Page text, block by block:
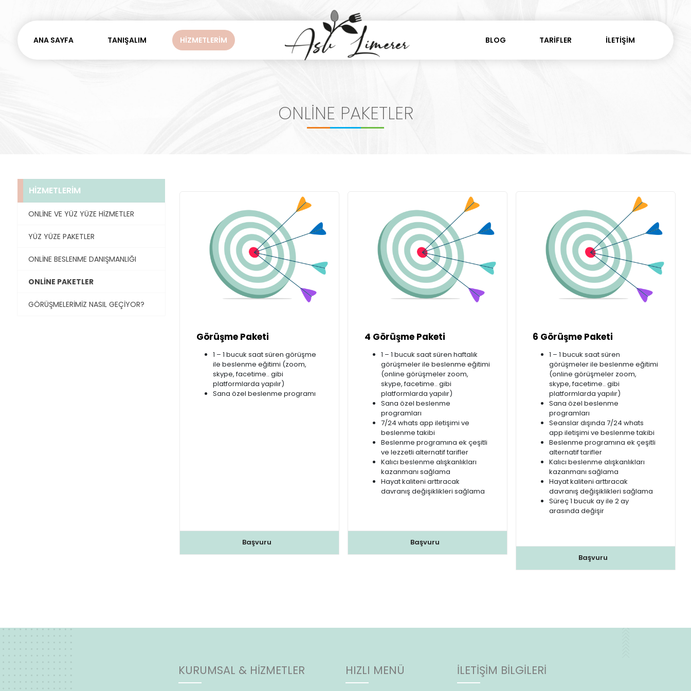
ANA SAYFA TANIŞALIM HİZMETLERİM BLOG TARİFLER İLETİŞİM
ONLİNE PAKETLER
HİZMETLERİM
ONLİNE VE YÜZ YÜZE HİZMETLER
YÜZ YÜZE PAKETLER
ONLİNE BESLENME DANIŞMANLIĞI
ONLİNE PAKETLER
GÖRÜŞMELERİMİZ NASIL GEÇİYOR?
Görüşme Paketi
1 – 1 bucuk saat süren görüşme
ile beslenme eğitimi (zoom,
skype, facetime.. gibi
platformlarda yapılır)
Sana özel beslenme programı
Başvuru
4 Görüşme Paketi
1 – 1 bucuk saat süren haftalık
görüşmeler ile beslenme eğitimi
(online görüşmeler zoom,
skype, facetime.. gibi
platformlarda yapılır)
Sana özel beslenme
programları
7/24 whats app iletişimi ve
beslenme takibi
Beslenme programına ek çeşitli
ve lezzetli alternatif tarifler
Kalıcı beslenme alışkanlıkları
kazanmanı sağlama
Hayat kaliteni arttıracak
davranış değişiklikleri sağlama
Başvuru
6 Görüşme Paketi
1 – 1 bucuk saat süren
görüşmeler ile beslenme eğitimi
(online görüşmeler zoom,
skype, facetime.. gibi
platformlarda yapılır)
Sana özel beslenme
programları
Seanslar dışında 7/24 whats
app iletişimi ve beslenme takibi
Beslenme programına ek çeşitli
alternatif tarifler
Kalıcı beslenme alışkanlıkları
kazanmanı sağlama
Hayat kaliteni arttıracak
davranış değişiklikleri sağlama
Süreç 1 bucuk ay ile 2 ay
arasında değişir
Başvuru
KURUMSAL & HİZMETLER HIZLI MENÜ İLETİŞİM BİLGİLERİ